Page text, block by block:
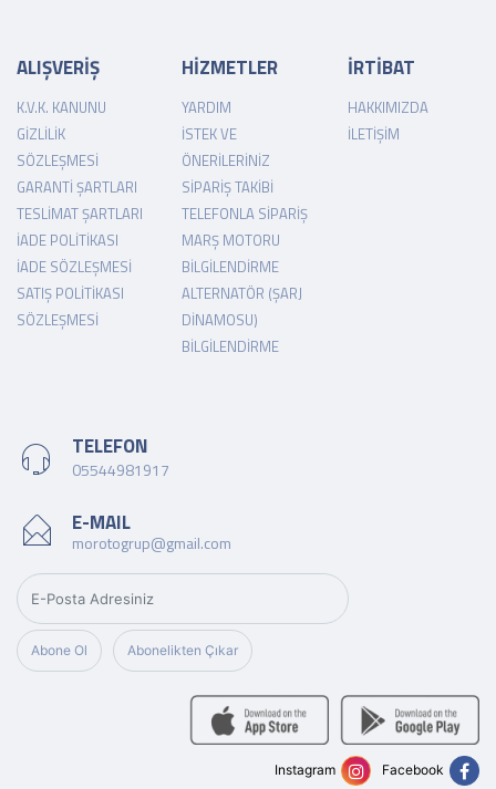
ALIŞVERİŞ
K.V.K. KANUNU
GIZLILIK
SÖZLEŞMESI
GARANTI ŞARTLARI
TESLIMAT ŞARTLARI
İADE POLITIKASI
İADE SÖZLEŞMESI
SATIŞ POLITIKASI
SÖZLEŞMESI
HİZMETLER
YARDIM
İSTEK VE
ÖNERILERINIZ
SIPARIŞ TAKIBI
TELEFONLA SIPARIŞ
MARŞ MOTORU
BILGILENDIRME
ALTERNATÖR (ŞARJ
DINAMOSU)
BILGILENDIRME
İRTİBAT
HAKKIMIZDA
İLETIŞIM
TELEFON
05544981917
E-MAIL
morotogrup@gmail.com
Abone Ol Abonelikten Çıkar
Facebook
Instagram